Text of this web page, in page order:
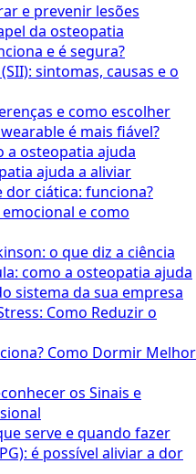
e prevenir lesões
da osteopatia
e é segura?
sintomas, causas e o
e como escolher
é mais fiável?
a osteopatia ajuda
ajuda a aliviar
dor ciática: funciona?
e como
o que diz a ciência
como a osteopatia ajuda
sistema da sua empresa
Como Reduzir o
Como Dormir Melhor
os Sinais e
serve e quando fazer
é possível aliviar a dor